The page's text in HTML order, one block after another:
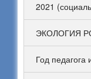
2021
ЭКОЛОГИЯ
Год педагога